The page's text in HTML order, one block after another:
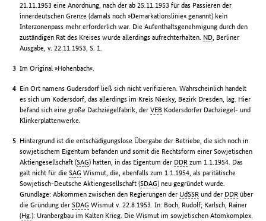
21.11.1953 eine Anordnung, nach der ab 25.11.1953 für das Passieren der
innerdeutschen Grenze (damals noch »Demarkationslinie« genannt) kein
Interzonenpass mehr erforderlich war. Die Aufenthaltsgenehmigung durch den
zuständigen Rat des Kreises wurde allerdings aufrechterhalten. ND, Berliner
Ausgabe, v. 22.11.1953, S. 1.
Im Original »Hohenbach«.
Ein Ort namens Gudersdorf ließ sich nicht verifizieren. Wahrscheinlich handelt
es sich um Kodersdorf, das allerdings im Kreis Niesky, Bezirk Dresden, lag. Hier
befand sich eine große Dachziegelfabrik, derVEB Kodersdorfer Dachziegel- und
Klinkerplattenwerke.
Hintergrund ist die entschädigungslose Übergabe der Betriebe, die sich noch in
sowjetischem Eigentum befanden und somit die Rechtsform einer Sowjetischen
Aktiengesellschaft (SAG) hatten, in das Eigentum der DDR zum 1.1.1954. Das
galt nicht für dieSAG Wismut, die, ebenfalls zum 1.1.1954, als paritätische
Sowjetisch-Deutsche Aktiengesellschaft (SDAG) neu gegründet wurde.
Grundlage: Abkommen zwischen den Regierungen der UdSSR und der DDR über
die Gründung derSDAG Wismut v. 22.8.1953. In: Boch, Rudolf; Karlsch, Rainer
(Hg.): Uranbergbau im Kalten Krieg. Die Wismut im sowjetischen Atomkomplex.